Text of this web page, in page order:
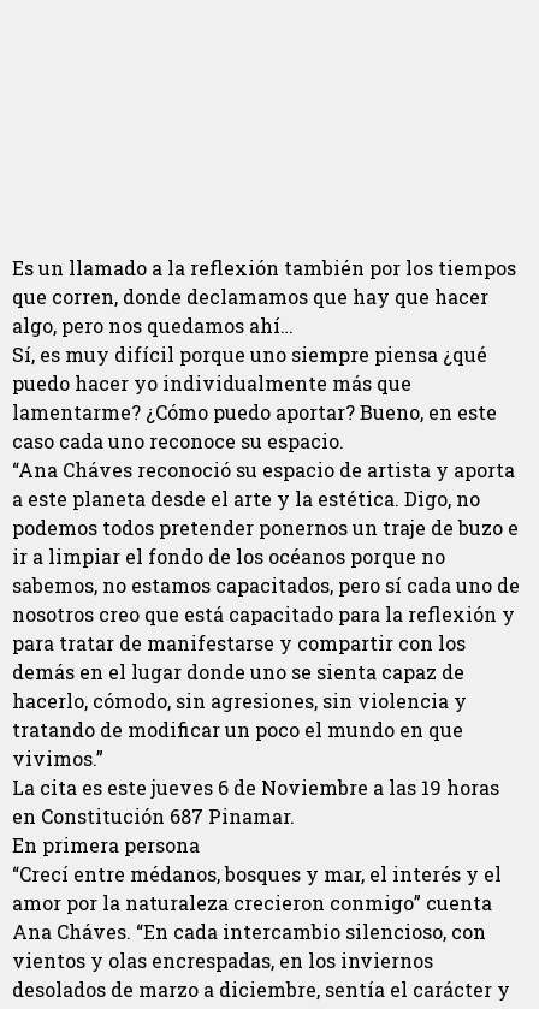
Es un llamado a la reflexión también por los tiempos
que corren, donde declamamos que hay que hacer
algo, pero nos quedamos ahí…
Sí, es muy difícil porque uno siempre piensa ¿qué
puedo hacer yo individualmente más que
lamentarme? ¿Cómo puedo aportar? Bueno, en este
caso cada uno reconoce su espacio.
“Ana Cháves reconoció su espacio de artista y aporta
a este planeta desde el arte y la estética. Digo, no
podemos todos pretender ponernos un traje de buzo e
ir a limpiar el fondo de los océanos porque no
sabemos, no estamos capacitados, pero sí cada uno de
nosotros creo que está capacitado para la reflexión y
para tratar de manifestarse y compartir con los
demás en el lugar donde uno se sienta capaz de
hacerlo, cómodo, sin agresiones, sin violencia y
tratando de modificar un poco el mundo en que
vivimos.”
La cita es este jueves 6 de Noviembre a las 19 horas
en Constitución 687 Pinamar.
En primera persona
“Crecí entre médanos, bosques y mar, el interés y el
amor por la naturaleza crecieron conmigo” cuenta
Ana Cháves. “En cada intercambio silencioso, con
vientos y olas encrespadas, en los inviernos
desolados de marzo a diciembre, sentía el carácter y